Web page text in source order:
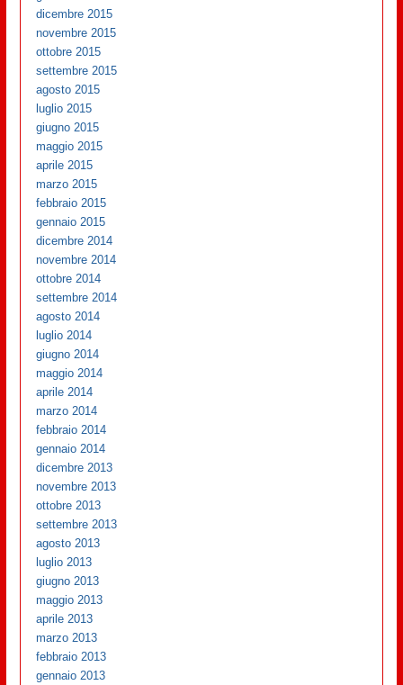
dicembre 2015
novembre 2015
ottobre 2015
settembre 2015
agosto 2015
luglio 2015
giugno 2015
maggio 2015
aprile 2015
marzo 2015
febbraio 2015
gennaio 2015
dicembre 2014
novembre 2014
ottobre 2014
settembre 2014
agosto 2014
luglio 2014
giugno 2014
maggio 2014
aprile 2014
marzo 2014
febbraio 2014
gennaio 2014
dicembre 2013
novembre 2013
ottobre 2013
settembre 2013
agosto 2013
luglio 2013
giugno 2013
maggio 2013
aprile 2013
marzo 2013
febbraio 2013
gennaio 2013